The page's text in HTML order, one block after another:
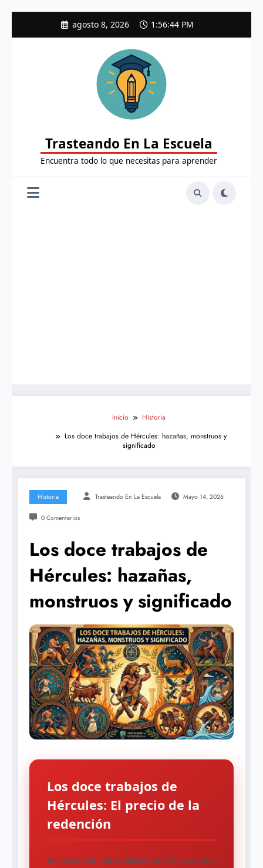
agosto 8, 2026 1:56:45 PM
Trasteando En La Escuela
Encuentra todo lo que necesitas para aprender
Inicio
Historia
Los doce trabajos de Hércules: hazañas, monstruos y
significado
Historia Trasteando En La Escuela Mayo 14, 2026
0 Comentarios
Los doce trabajos de
Hércules: hazañas,
monstruos y significado
Los doce trabajos de
Hércules: El precio de la
redención
Imagina tener que obedecer durante doce años